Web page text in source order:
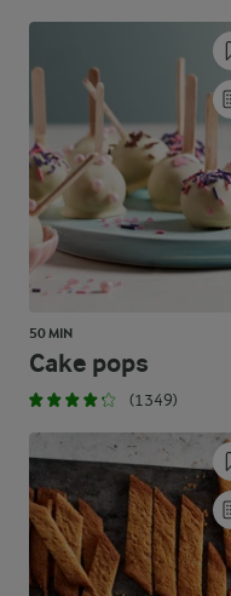
50 MIN
Cake pops
(1349)